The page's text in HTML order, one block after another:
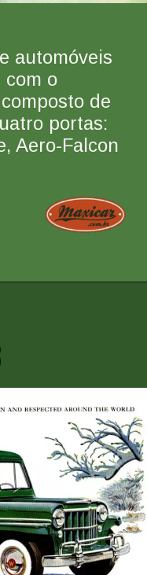
automóveis
com o
de
portas:
Aero-Falcon